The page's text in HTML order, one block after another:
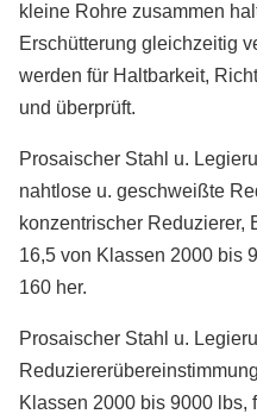
kleine Rohre zusammen
Erschütterung gleichzeitig
werden für Haltbarkeit,
und überprüft.
Prosaischer Stahl u.
nahtlose u. geschweißte
konzentrischer Reduzierer,
16,5 von Klassen 2000 bis
160 her.
Prosaischer Stahl u.
Klassen 2000 bis 9000 lbs,